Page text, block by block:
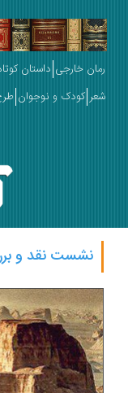
خارجی داستان کوتاه تاریخ
کودک و نوجوان طرح جلد
نشست نقد و بررسی